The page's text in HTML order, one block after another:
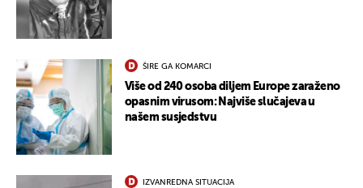
ŠIRE GA KOMARCI
Više od 240 osoba diljem Europe zaraženo
opasnim virusom: Najviše slučajeva u
našem susjedstvu
IZVANREDNA SITUACIJA